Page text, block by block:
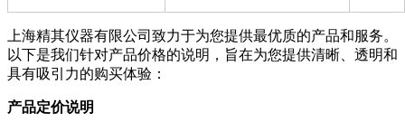
上海精其仪器有限公司致力于为您提供最优质的产品和服务。
以下是我们针对产品价格的说明，旨在为您提供清晰、透明和
具有吸引力的购买体验：
产品定价说明